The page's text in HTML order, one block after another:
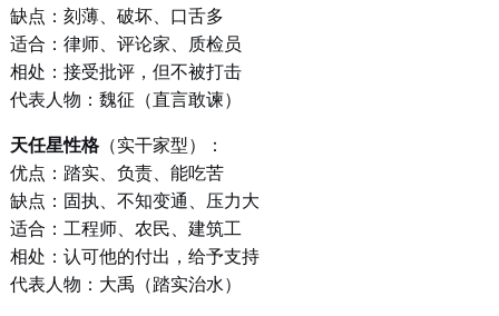
缺点：刻薄、破坏、口舌多
适合：律师、评论家、质检员
相处：接受批评，但不被打击
代表人物：魏征（直言敢谏）
天任星性格（实干家型）：
优点：踏实、负责、能吃苦
缺点：固执、不知变通、压力大
适合：工程师、农民、建筑工
相处：认可他的付出，给予支持
代表人物：大禹（踏实治水）